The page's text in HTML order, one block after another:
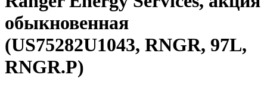
обыкновенная
(US75282U1043, RNGR, 97L,
RNGR.P)